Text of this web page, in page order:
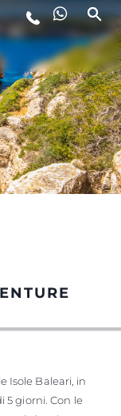
Isole Baleari, in
giorni. Con le